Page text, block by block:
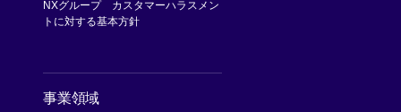
NXグループ カスタマーハラスメン
トに対する基本方針
事業領域